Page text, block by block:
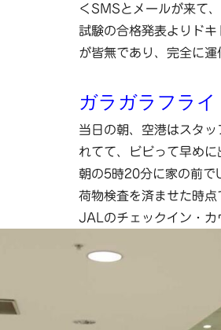
くSMSとメールが来て
試験の合格発表よりド
が皆無であり、完全に運
ガラガラフライ
当日の朝、空港はスタ
れてて、ビビって早めに
朝の5時20分に家の前で
荷物検査を済ませた時点
JALのチェックイン・カ